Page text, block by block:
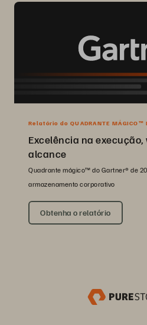
Relatório do QUADRANTE MÁGICO™
Excelência na execução,
alcance
Quadrante mágico™ do Gartner® de
armazenamento corporativo
Obtenha o relatório